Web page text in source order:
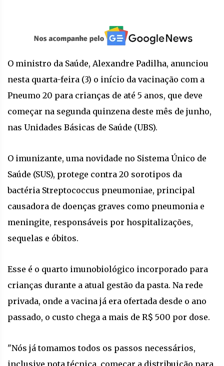
O ministro da Saúde, Alexandre Padilha, anunciou
nesta quarta-feira (3) o início da vacinação com a
Pneumo 20 para crianças de até 5 anos, que deve
começar na segunda quinzena deste mês de junho,
nas Unidades Básicas de Saúde (UBS).
O imunizante, uma novidade no Sistema Único de
Saúde (SUS), protege contra 20 sorotipos da
bactéria Streptococcus pneumoniae, principal
causadora de doenças graves como pneumonia e
meningite, responsáveis por hospitalizações,
sequelas e óbitos.
Esse é o quarto imunobiológico incorporado para
crianças durante a atual gestão da pasta. Na rede
privada, onde a vacina já era ofertada desde o ano
passado, o custo chega a mais de R$ 500 por dose.
"Nós já tomamos todos os passos necessários,